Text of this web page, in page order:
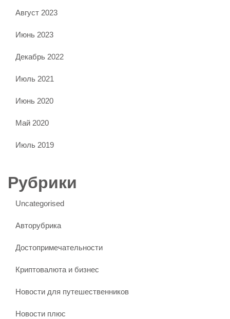
Август 2023
Июнь 2023
Декабрь 2022
Июль 2021
Июнь 2020
Май 2020
Июль 2019
Рубрики
Uncategorised
Авторубрика
Достопримечательности
Криптовалюта и бизнес
Новости для путешественников
Новости плюс